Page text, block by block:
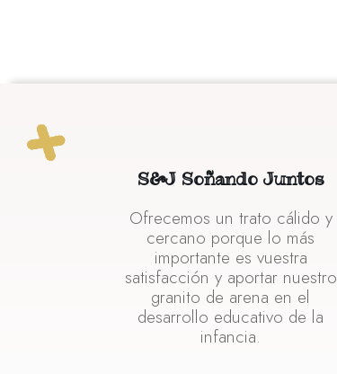
S&J Soñando Juntos
Ofrecemos un trato cálido y
cercano porque lo más
importante es vuestra
satisfacción y aportar nuestro
granito de arena en el
desarrollo educativo de la
infancia.